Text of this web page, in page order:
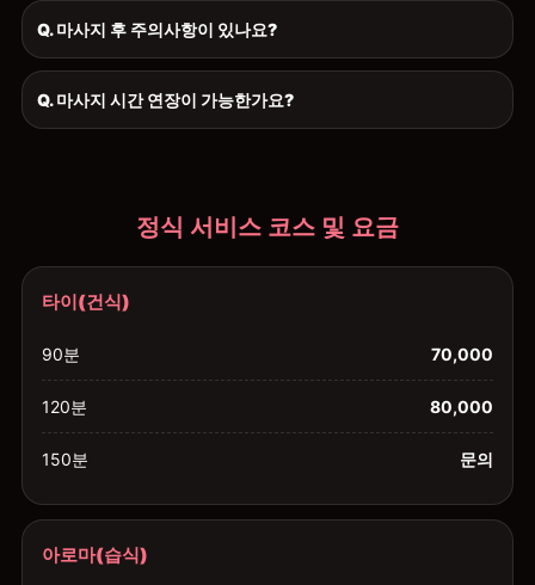
Q. 마사지 후 주의사항이 있나요?
Q. 마사지 시간 연장이 가능한가요?
정식 서비스 코스 및 요금
타이(건식)
90분 70,000
120분 80,000
150분 문의
아로마(습식)